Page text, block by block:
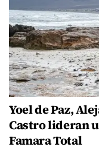
Yoel de Paz,
Castro lideran
Famara Total